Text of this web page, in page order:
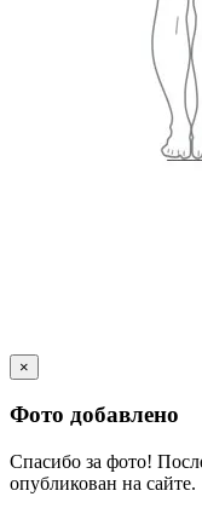
×
Фото добавлено
Спасибо за фото!
опубликован на сайте.